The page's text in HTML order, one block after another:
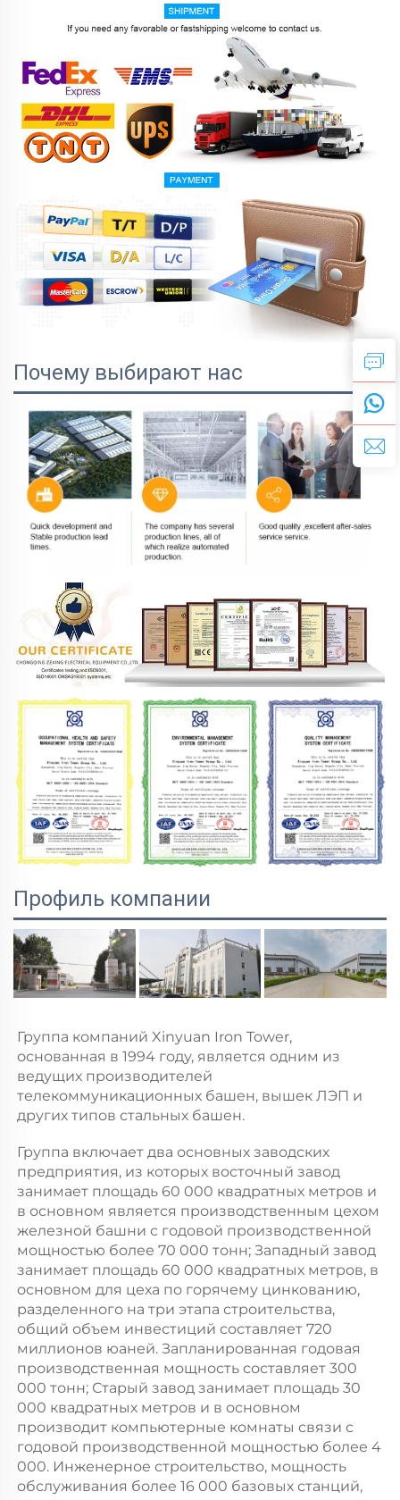
Почему выбирают нас
Профиль компании
Группа компаний Xinyuan Iron Tower,
основанная в 1994 году, является одним из
ведущих производителей
телекоммуникационных башен, вышек ЛЭП и
других типов стальных башен.
Группа включает два основных заводских
предприятия, из которых восточный завод
занимает площадь 60 000 квадратных метров и
в основном является производственным цехом
железной башни с годовой производственной
мощностью более 70 000 тонн; Западный завод
занимает площадь 60 000 квадратных метров, в
основном для цеха по горячему цинкованию,
разделенного на три этапа строительства,
общий объем инвестиций составляет 720
миллионов юаней. Запланированная годовая
производственная мощность составляет 300
000 тонн; Старый завод занимает площадь 30
000 квадратных метров и в основном
производит компьютерные комнаты связи с
годовой производственной мощностью более 4
000. Инженерное строительство, мощность
обслуживания более 16 000 базовых станций,